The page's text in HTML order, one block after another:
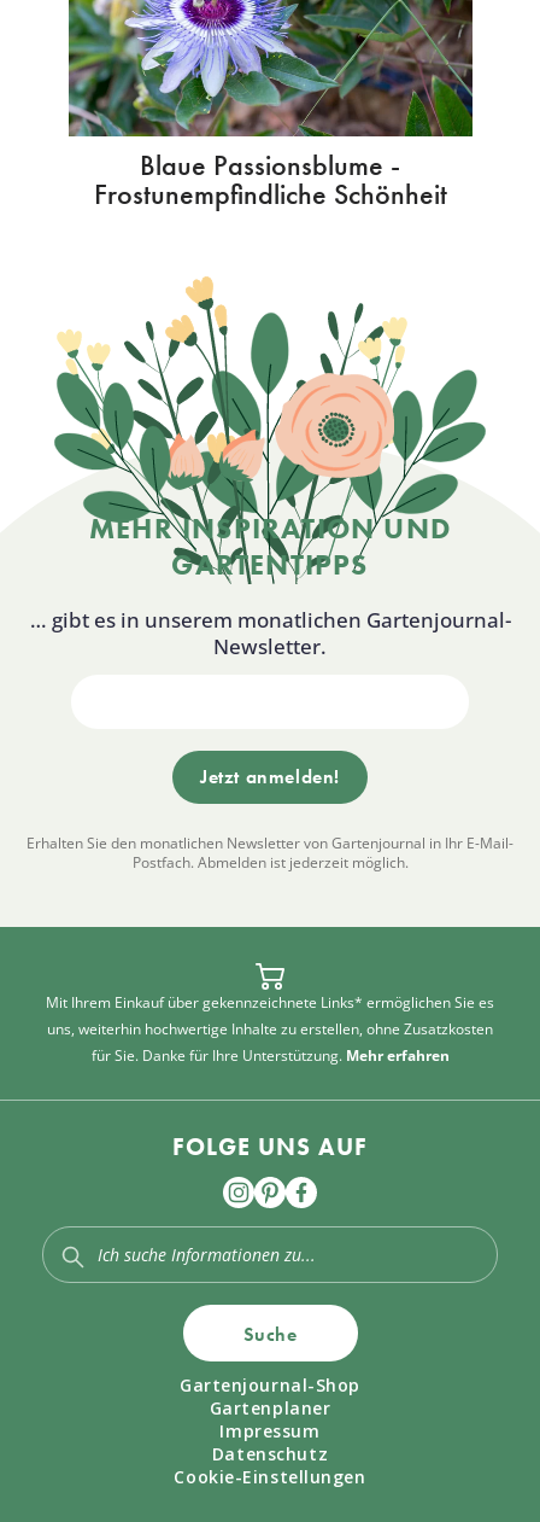
Blaue Passionsblume -
Frostunempfindliche Schönheit
MEHR INSPIRATION UND
GARTENTIPPS
… gibt es in unserem monatlichen Gartenjournal-
Newsletter.
Erhalten Sie den monatlichen Newsletter von Gartenjournal in Ihr E-Mail-
Postfach. Abmelden ist jederzeit möglich.
Mit Ihrem Einkauf über gekennzeichnete Links* ermöglichen Sie es
uns, weiterhin hochwertige Inhalte zu erstellen, ohne Zusatzkosten
für Sie. Danke für Ihre Unterstützung. Mehr erfahren
FOLGE UNS AUF
Suche
Gartenjournal-Shop
Gartenplaner
Impressum
Datenschutz
Cookie-Einstellungen